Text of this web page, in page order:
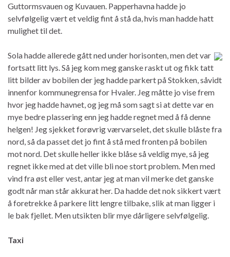
Guttormsvauen og Kuvauen. Papperhavna hadde jo
selvfølgelig vært et veldig fint å stå da, hvis man hadde hatt
mulighet til det.
Sola hadde allerede gått ned under horisonten, men det var
fortsatt litt lys. Så jeg kom meg ganske raskt ut og fikk tatt
litt bilder av bobilen der jeg hadde parkert på Stokken, såvidt
innenfor kommunegrensa for Hvaler. Jeg måtte jo vise frem
hvor jeg hadde havnet, og jeg må som sagt si at dette var en
mye bedre plassering enn jeg hadde regnet med å få denne
helgen! Jeg sjekket forøvrig værvarselet, det skulle blåste fra
nord, så da passet det jo fint å stå med fronten på bobilen
mot nord. Det skulle heller ikke blåse så veldig mye, så jeg
regnet ikke med at det ville bli noe stort problem. Men med
vind fra øst eller vest, antar jeg at man vil merke det ganske
godt når man står akkurat her. Da hadde det nok sikkert vært
å foretrekke å parkere litt lengre tilbake, slik at man ligger i
le bak fjellet. Men utsikten blir mye dårligere selvfølgelig.
Taxi